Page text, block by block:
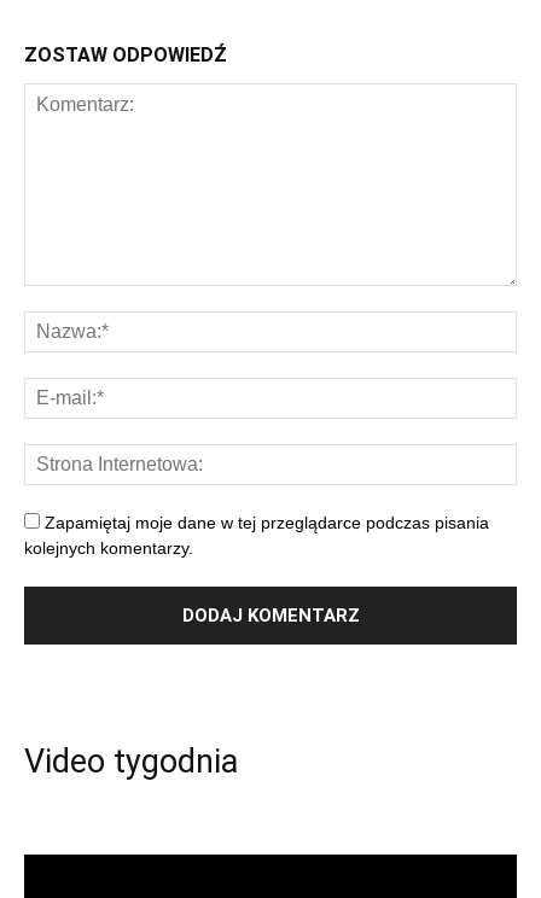
ZOSTAW ODPOWIEDŹ
Zapamiętaj moje dane w tej przeglądarce podczas pisania
kolejnych komentarzy.
Video tygodnia